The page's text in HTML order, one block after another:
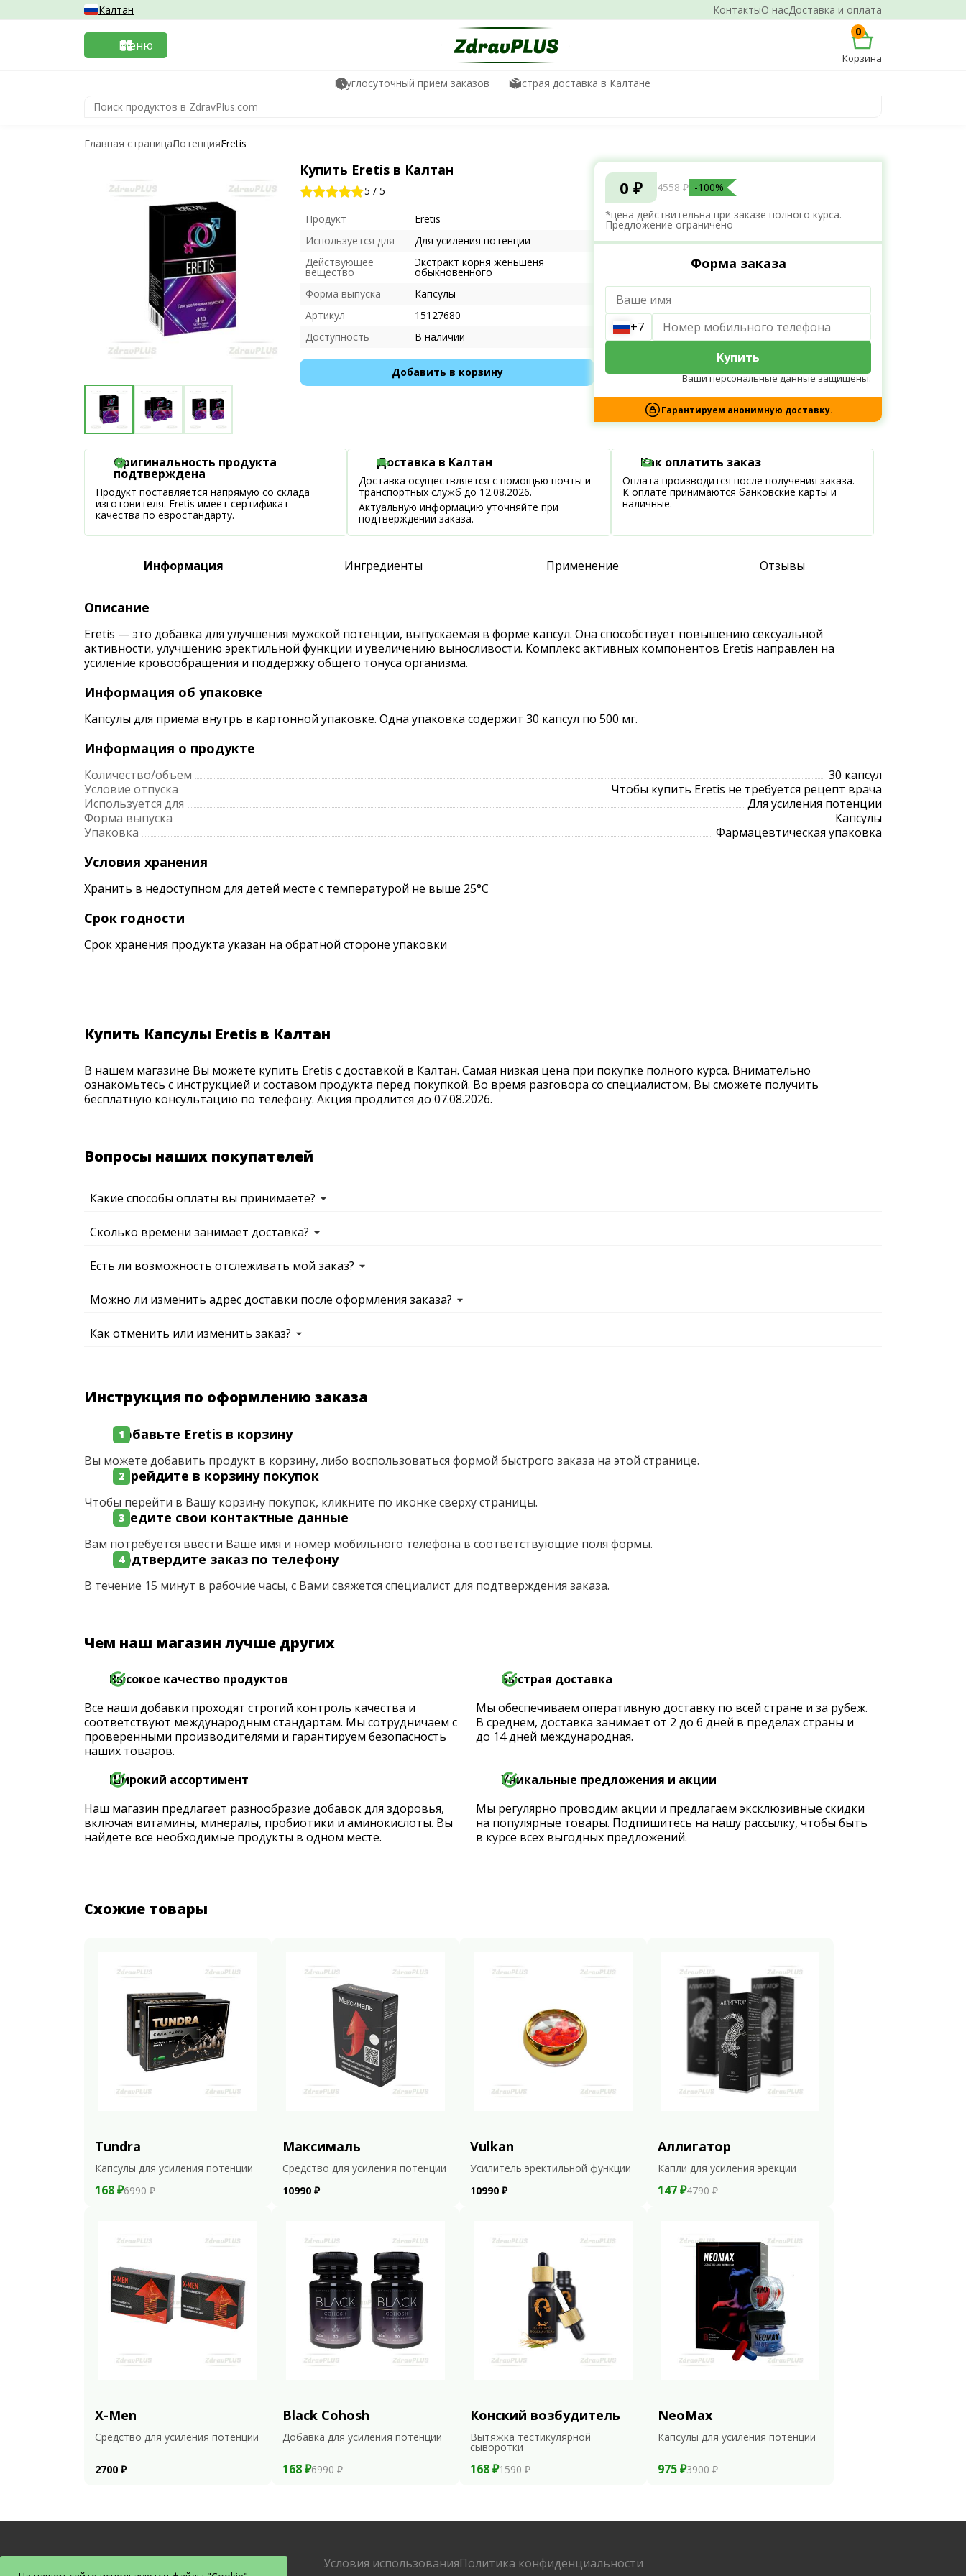
КонтактыО насДоставка и оплата
Калтан
Меню
0
Корзина
Круглосуточный прием заказов Быстрая доставка в Калтане
Главная страницаПотенцияEretis
Купить Eretis в Калтан
5 / 5
Продукт
Eretis
Используется для
Для усиления потенции
Действующее
вещество
Экстракт корня женьшеня
обыкновенного
Форма выпуска
Капсулы
Артикул
15127680
Доступность
В наличии
Добавить в корзину
0 ₽ 4558 ₽ -100%
*цена действительна при заказе полного курса.
Предложение ограничено
Форма заказа
+7
Купить
Ваши персональные данные защищены.
Гарантируем анонимную доставку.
Оригинальность продукта
подтверждена
Продукт поставляется напрямую со склада
изготовителя. Eretis имеет сертификат
качества по евростандарту.
Доставка в Калтан
Доставка осуществляется с помощью почты и
транспортных служб до 12.08.2026.
Актуальную информацию уточняйте при
подтверждении заказа.
Как оплатить заказ
Оплата производится после получения заказа.
К оплате принимаются банковские карты и
наличные.
Информация Ингредиенты Применение Отзывы
Описание
Eretis — это добавка для улучшения мужской потенции, выпускаемая в форме капсул. Она способствует повышению сексуальной
активности, улучшению эректильной функции и увеличению выносливости. Комплекс активных компонентов Eretis направлен на
усиление кровообращения и поддержку общего тонуса организма.
Информация об упаковке
Капсулы для приема внутрь в картонной упаковке. Одна упаковка содержит 30 капсул по 500 мг.
Информация о продукте
Количество/объем
30 капсул
Условие отпуска
Чтобы купить Eretis не требуется рецепт врача
Используется для
Для усиления потенции
Форма выпуска
Капсулы
Упаковка
Фармацевтическая упаковка
Условия хранения
Хранить в недоступном для детей месте с температурой не выше 25°C
Срок годности
Срок хранения продукта указан на обратной стороне упаковки
Купить Капсулы Eretis в Калтан
В нашем магазине Вы можете купить Eretis с доставкой в Калтан. Самая низкая цена при покупке полного курса. Внимательно
ознакомьтесь с инструкцией и составом продукта перед покупкой. Во время разговора со специалистом, Вы сможете получить
бесплатную консультацию по телефону. Акция продлится до 07.08.2026.
Вопросы наших покупателей
Какие способы оплаты вы принимаете?
Сколько времени занимает доставка?
Есть ли возможность отслеживать мой заказ?
Можно ли изменить адрес доставки после оформления заказа?
Как отменить или изменить заказ?
Инструкция по оформлению заказа
Добавьте Eretis в корзину
Вы можете добавить продукт в корзину, либо воспользоваться формой быстрого заказа на этой странице.
Перейдите в корзину покупок
Чтобы перейти в Вашу корзину покупок, кликните по иконке сверху страницы.
Введите свои контактные данные
Вам потребуется ввести Ваше имя и номер мобильного телефона в соответствующие поля формы.
Подтвердите заказ по телефону
В течение 15 минут в рабочие часы, с Вами свяжется специалист для подтверждения заказа.
Чем наш магазин лучше других
Высокое качество продуктов
Все наши добавки проходят строгий контроль качества и
соответствуют международным стандартам. Мы сотрудничаем с
проверенными производителями и гарантируем безопасность
наших товаров.
Быстрая доставка
Мы обеспечиваем оперативную доставку по всей стране и за рубеж.
В среднем, доставка занимает от 2 до 6 дней в пределах страны и
до 14 дней международная.
Широкий ассортимент
Наш магазин предлагает разнообразие добавок для здоровья,
включая витамины, минералы, пробиотики и аминокислоты. Вы
найдете все необходимые продукты в одном месте.
Уникальные предложения и акции
Мы регулярно проводим акции и предлагаем эксклюзивные скидки
на популярные товары. Подпишитесь на нашу рассылку, чтобы быть
в курсе всех выгодных предложений.
Схожие товары
Tundra
Капсулы для усиления потенции
168 ₽6990 ₽
Максималь
Средство для усиления потенции
10990 ₽
Vulkan
Усилитель эректильной функции
10990 ₽
Аллигатор
Капли для усиления эрекции
147 ₽4790 ₽
X-Men
Средство для усиления потенции
2700 ₽
Black Cohosh
Добавка для усиления потенции
168 ₽6990 ₽
Конский возбудитель
Вытяжка тестикулярной
сыворотки
168 ₽1590 ₽
NeoMax
Капсулы для усиления потенции
975 ₽3900 ₽
Условия использованияПолитика конфиденциальности